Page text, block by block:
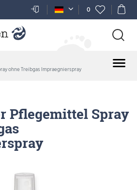
0
ohne Treibgas Impraegnierspray
Pflegemittel Spray